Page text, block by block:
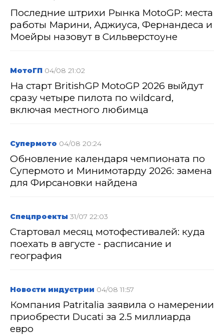
Последние штрихи Рынка MotoGP: места
работы Марини, Аджиуса, Фернандеса и
Моейры назовут в Сильверстоуне
МотоГП 04/08 21:02
На старт BritishGP MotoGP 2026 выйдут
сразу четыре пилота по wildcard,
включая местного любимца
Супермото 04/08 20:24
Обновление календаря чемпионата по
Супермото и Минимотарду 2026: замена
для Фирсановки найдена
Спецпроекты 31/07 22:03
Стартовал месяц мотофестивалей: куда
поехать в августе - расписание и
география
Новости индустрии 04/08 11:57
Компания Patritalia заявила о намерении
приобрести Ducati за 2.5 миллиарда
евро